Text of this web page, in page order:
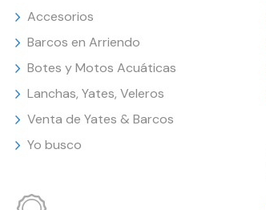
Accesorios
Barcos en Arriendo
Botes y Motos Acuáticas
Lanchas, Yates, Veleros
Venta de Yates & Barcos
Yo busco